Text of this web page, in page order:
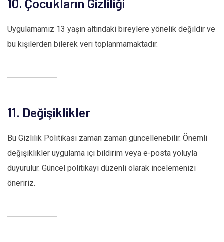
10. Çocukların Gizliliği
Uygulamamız 13 yaşın altındaki bireylere yönelik değildir ve
bu kişilerden bilerek veri toplanmamaktadır.
11. Değişiklikler
Bu Gizlilik Politikası zaman zaman güncellenebilir. Önemli
değişiklikler uygulama içi bildirim veya e-posta yoluyla
duyurulur. Güncel politikayı düzenli olarak incelemenizi
öneririz.